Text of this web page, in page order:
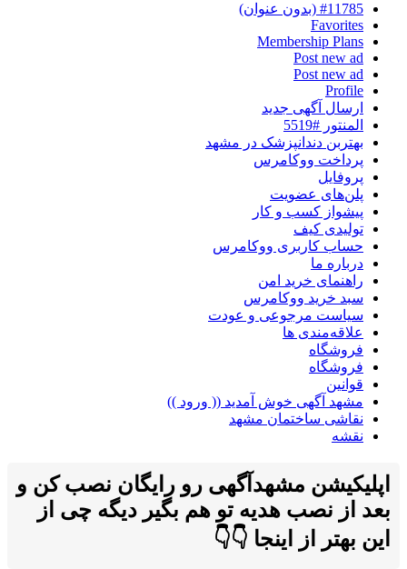
#11785 (بدون عنوان)
Favorites
Membership Plans
Post new ad
Post new ad
Profile
ارسال آگهی جدید
المنتور #5519
بهتربن دندانپزشک در مشهد
پرداخت ووکامرس
پروفایل
پلن‌های عضویت
پیشواز کسب و کار
تولیدی کیف
حساب کاربری ووکامرس
درباره ما
راهنمای خرید امن
سبد خرید ووکامرس
سیاست مرجوعی و عودت
علاقه‌مندی ها
فروشگاه
فروشگاه
قوانین
مشهد آگهی خوش آمدید (( ورود ))
نقاشی ساختمان مشهد
نقشه
اپلیکیشن مشهدآگهی رو رایگان نصب کن و
بعد از نصب هدیه تو هم بگیر دیگه چی از
این بهتر از اینجا 👇👇